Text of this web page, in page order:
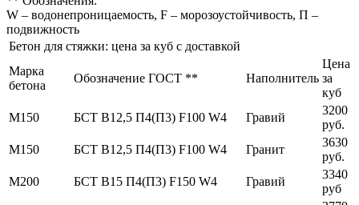
W – водонепроницаемость, F – морозоустойчивость, П –
подвижность
Бетон для стяжки: цена за куб с доставкой
Марка
бетона
Обозначение ГОСТ ** Наполнитель
Цена
за
куб
М150
БСТ В12,5 П4(П3) F100 W4 Гравий
3200
руб.
М150
БСТ В12,5 П4(П3) F100 W4 Гранит
3630
руб.
М200
БСТ В15 П4(П3) F150 W4 Гравий
3340
руб